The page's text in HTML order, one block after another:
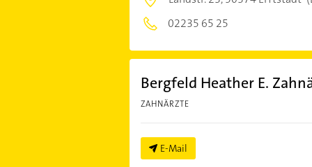
02235 65 25
Bergfeld Heather E.
ZAHNÄRZTE
E-Mail